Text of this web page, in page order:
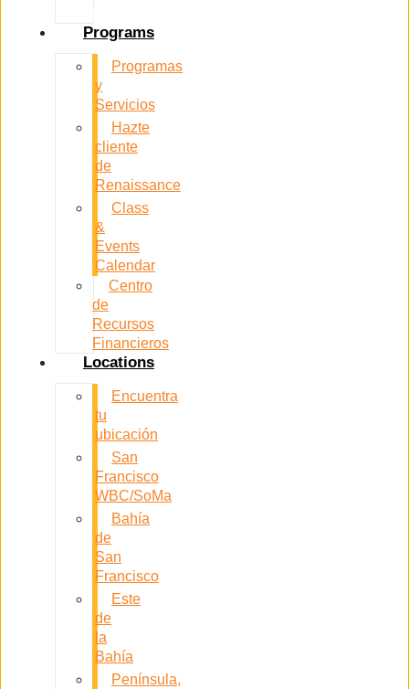
Programs
Programas
y
Servicios
Hazte
cliente
de
Renaissance
Class
&
Events
Calendar
Centro
de
Recursos
Financieros
Locations
Encuentra
tu
ubicación
San
Francisco
WBC/SoMa
Bahía
de
San
Francisco
Este
de
la
Bahía
Península,